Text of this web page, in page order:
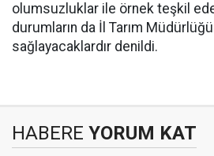
olumsuzluklar ile örnek teşkil
durumların da İl Tarım
sağlayacaklardır denildi.
HABERE YORUM KAT